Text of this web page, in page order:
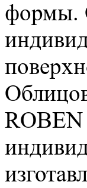
формы.
ROBEN